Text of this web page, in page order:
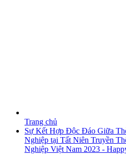
Trang chủ
Sự Kết Hợp Độc Đáo Giữa
Nghiệp tại Tất Niên Truyền
Nghiệp Việt Nam 2023 -